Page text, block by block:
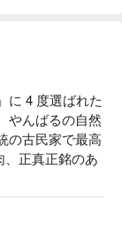
に 4 度選ばれた
やんばるの自然
の古民家で最高
正真正銘のあ
を出すお店に
を厳選し、本